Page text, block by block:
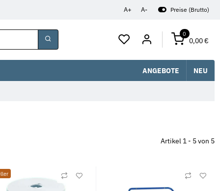
A+ A- Preise (Brutto)
0
0,00 €
ANGEBOTE NEU
Artikel 1 - 5 von 5